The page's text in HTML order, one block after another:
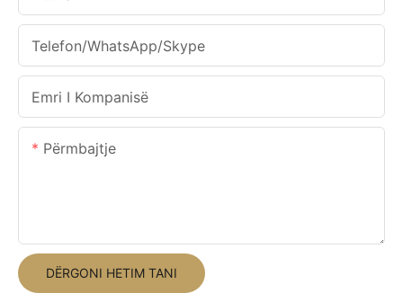
Telefon/WhatsApp/Skype
Emri I Kompanisë
Përmbajtje
DËRGONI HETIM TANI